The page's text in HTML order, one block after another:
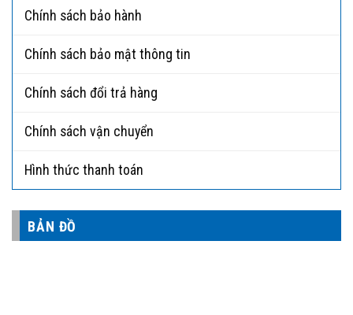
Chính sách bảo hành
Chính sách bảo mật thông tin
Chính sách đổi trả hàng
Chính sách vận chuyển
Hình thức thanh toán
BẢN ĐỒ